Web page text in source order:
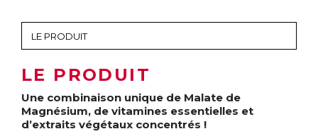
LE PRODUIT
Une combinaison unique de Malate de
Magnésium, de vitamines essentielles et
d’extraits végétaux concentrés !